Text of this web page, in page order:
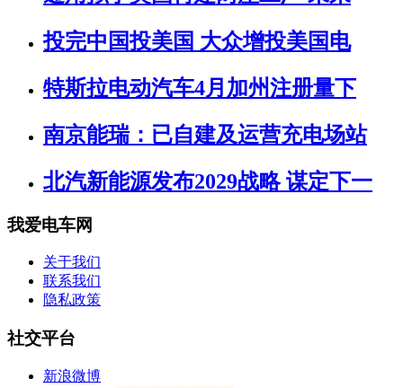
投完中国投美国 大众增投美国电
特斯拉电动汽车4月加州注册量下
南京能瑞：已自建及运营充电场站
北汽新能源发布2029战略 谋定下一
我爱电车网
关于我们
联系我们
隐私政策
社交平台
新浪微博